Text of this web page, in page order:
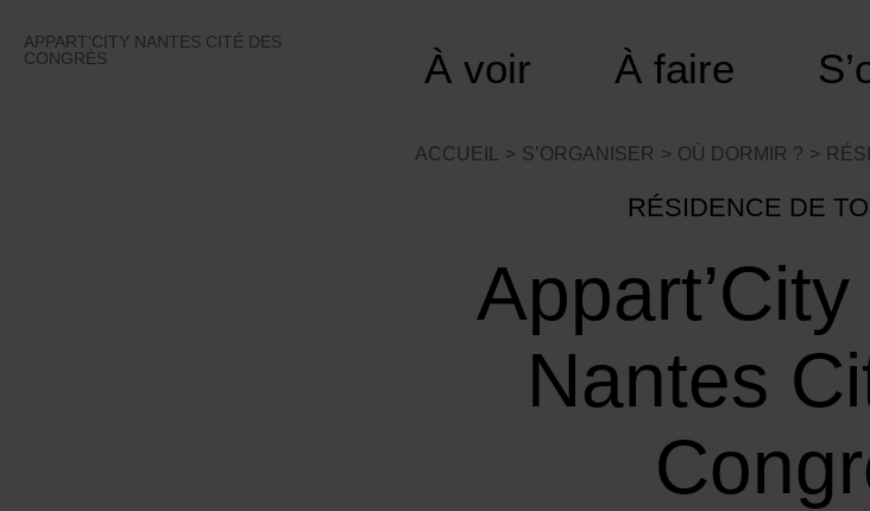
content
APPART'CITY NANTES CITÉ DES
CONGRÈS
À voir À faire
ACCUEIL S’ORGANISER OÙ DORMIR ?
RÉSIDENCE DE
Nantes